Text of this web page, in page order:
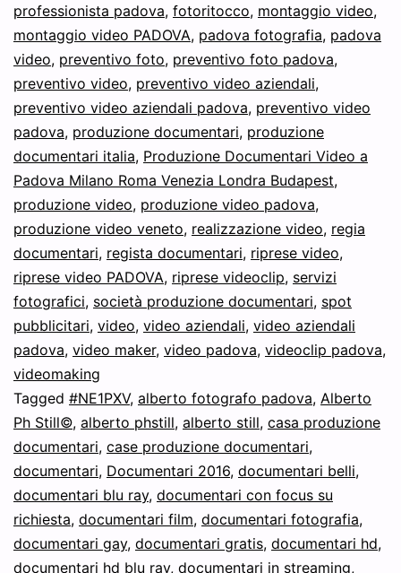
professionista padova, fotoritocco, montaggio video,
montaggio video PADOVA, padova fotografia, padova
video, preventivo foto, preventivo foto padova,
preventivo video, preventivo video aziendali,
preventivo video aziendali padova, preventivo video
padova, produzione documentari, produzione
documentari italia, Produzione Documentari Video a
Padova Milano Roma Venezia Londra Budapest,
produzione video, produzione video padova,
produzione video veneto, realizzazione video, regia
documentari, regista documentari, riprese video,
riprese video PADOVA, riprese videoclip, servizi
fotografici, società produzione documentari, spot
pubblicitari, video, video aziendali, video aziendali
padova, video maker, video padova, videoclip padova,
videomaking
Tagged #NE1PXV, alberto fotografo padova, Alberto
Ph Still©, alberto phstill, alberto still, casa produzione
documentari, case produzione documentari,
documentari, Documentari 2016, documentari belli,
documentari blu ray, documentari con focus su
richiesta, documentari film, documentari fotografia,
documentari gay, documentari gratis, documentari hd,
documentari hd blu ray, documentari in streaming,